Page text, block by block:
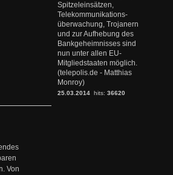
Von
Spitzeleinsätzen,
Telekommunikations-
überwachung, Trojanern
und zur Aufhebung des
Bankgeheimnisses sind
nun unter allen EU-
Mitgliedstaaten möglich.
(telepolis.de - Matthias
Monroy)
25.03.2014 hits: 36620